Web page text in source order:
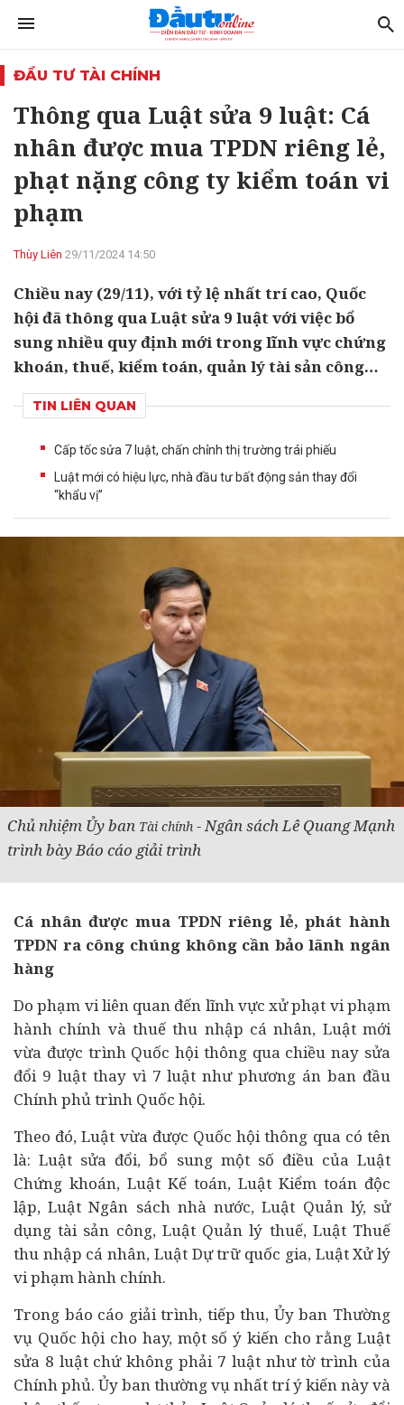
ĐẦU TƯ TÀI CHÍNH
Thông qua Luật sửa 9 luật: Cá
nhân được mua TPDN riêng lẻ,
phạt nặng công ty kiểm toán vi
phạm
Thùy Liên 29/11/2024 14:50
Chiều nay (29/11), với tỷ lệ nhất trí cao, Quốc
hội đã thông qua Luật sửa 9 luật với việc bổ
sung nhiều quy định mới trong lĩnh vực chứng
khoán, thuế, kiểm toán, quản lý tài sản công…
TIN LIÊN QUAN
Cấp tốc sửa 7 luật, chấn chỉnh thị trường trái phiếu
Luật mới có hiệu lực, nhà đầu tư bất động sản thay đổi
“khẩu vị”
Chủ nhiệm Ủy ban Tài chính - Ngân sách Lê Quang Mạnh
trình bày Báo cáo giải trình
Cá nhân được mua TPDN riêng lẻ, phát hành
TPDN ra công chúng không cần bảo lãnh ngân
hàng
Do phạm vi liên quan đến lĩnh vực xử phạt vi phạm
hành chính và thuế thu nhập cá nhân, Luật mới
vừa được trình Quốc hội thông qua chiều nay sửa
đổi 9 luật thay vì 7 luật như phương án ban đầu
Chính phủ trình Quốc hội.
Theo đó, Luật vừa được Quốc hội thông qua có tên
là: Luật sửa đổi, bổ sung một số điều của Luật
Chứng khoán, Luật Kế toán, Luật Kiểm toán độc
lập, Luật Ngân sách nhà nước, Luật Quản lý, sử
dụng tài sản công, Luật Quản lý thuế, Luật Thuế
thu nhập cá nhân, Luật Dự trữ quốc gia, Luật Xử lý
vi phạm hành chính.
Trong báo cáo giải trình, tiếp thu, Ủy ban Thường
vụ Quốc hội cho hay, một số ý kiến cho rằng Luật
sửa 8 luật chứ không phải 7 luật như tờ trình của
Chính phủ. Ủy ban thường vụ nhất trí ý kiến này và